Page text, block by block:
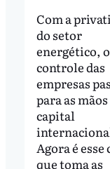
Com a
do setor
energético, o
controle das
empresas
para as
capital
Agora é
que toma as